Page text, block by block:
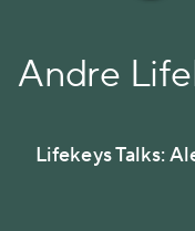
Andre
Lifekeys Talks: